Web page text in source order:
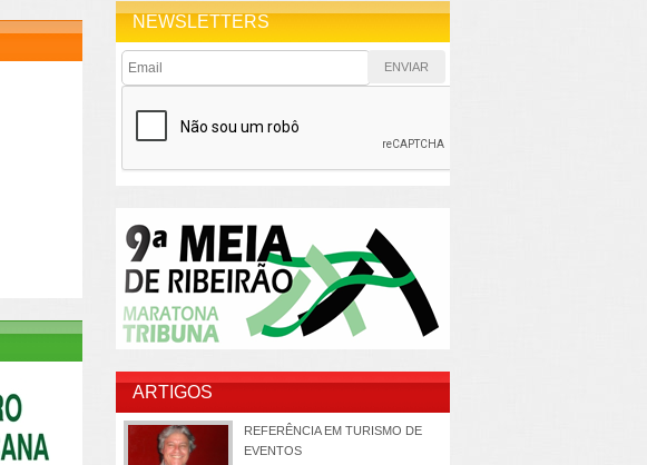
NEWSLETTERS
ARTIGOS
REFERÊNCIA EM TURISMO DE
EVENTOS